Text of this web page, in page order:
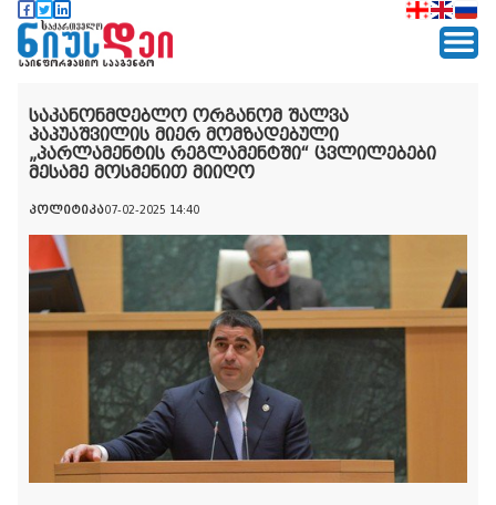
საკანონმდებლო ორგანომ შალვა
პაპუაშვილის მიერ მომზადებული
„პარლამენტის რეგლამენტში“ ცვლილებები
მესამე მოსმენით მიიღო
პოლიტიკა07-02-2025 14:40